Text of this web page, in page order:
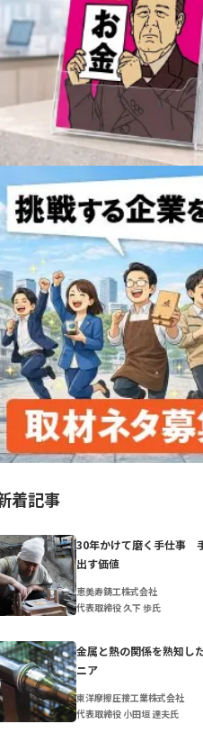
着記事
30年かけて磨く手仕事
出す価値
恵美寿鋳工株式会社
代表取締役 久下 歩氏
金属と熱の関係を熟知し
ニア
東洋摩擦圧接工業株式会社
代表取締役 小田垣 達夫氏